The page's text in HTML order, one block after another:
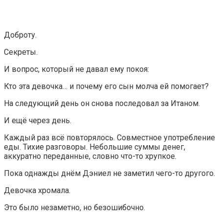
Доброту.
Секреты.
И вопрос, который не давал ему покоя:
Кто эта девочка… и почему его сын молча ей помогает?
На следующий день он снова последовал за Итаном.
И ещё через день.
Каждый раз всё повторялось. Совместное употребление
еды. Тихие разговоры. Небольшие суммы денег,
аккуратно переданные, словно что-то хрупкое.
Пока однажды днём Дэниел не заметил чего-то другого.
Девочка хромала.
Это было незаметно, но безошибочно.